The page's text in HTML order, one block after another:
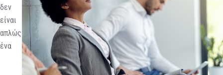
δεν
είναι
απλώς
ένα